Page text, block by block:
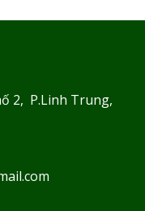
2, P.Linh Trung,